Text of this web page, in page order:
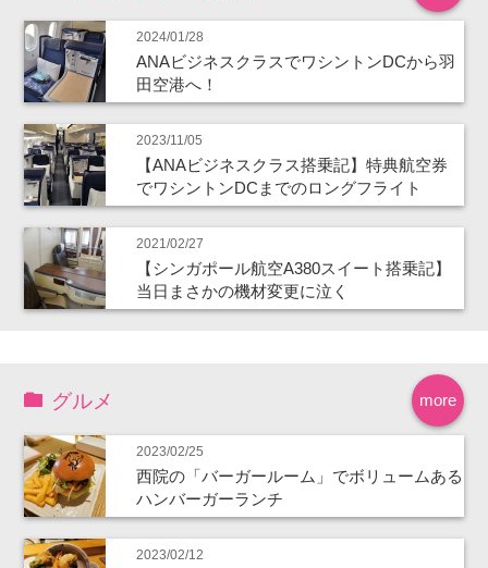
2024/01/28
ANAビジネスクラスでワシントンDCから羽
田空港へ！
2023/11/05
【ANAビジネスクラス搭乗記】特典航空券
でワシントンDCまでのロングフライト
2021/02/27
【シンガポール航空A380スイート搭乗記】
当日まさかの機材変更に泣く
more
グルメ
2023/02/25
西院の「バーガールーム」でボリュームある
ハンバーガーランチ
2023/02/12